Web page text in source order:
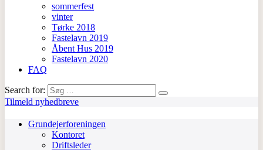
sommerfest
vinter
Tørke 2018
Fastelavn 2019
Åbent Hus 2019
Fastelavn 2020
FAQ
Search for:
Tilmeld nyhedbreve
Grundejerforeningen
Kontoret
Driftsleder